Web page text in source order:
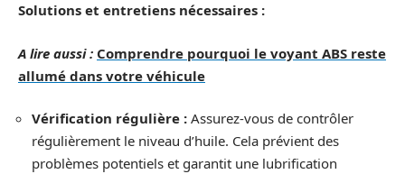
Solutions et entretiens nécessaires :
A lire aussi : Comprendre pourquoi le voyant ABS reste
allumé dans votre véhicule
Vérification régulière : Assurez-vous de contrôler
régulièrement le niveau d’huile. Cela prévient des
problèmes potentiels et garantit une lubrification